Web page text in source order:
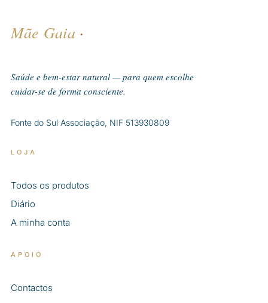
Mãe Gaia ·
Saúde e bem-estar natural — para quem escolhe
cuidar-se de forma consciente.
Fonte do Sul Associação, NIF 513930809
LOJA
Todos os produtos
Diário
A minha conta
APOIO
Contactos